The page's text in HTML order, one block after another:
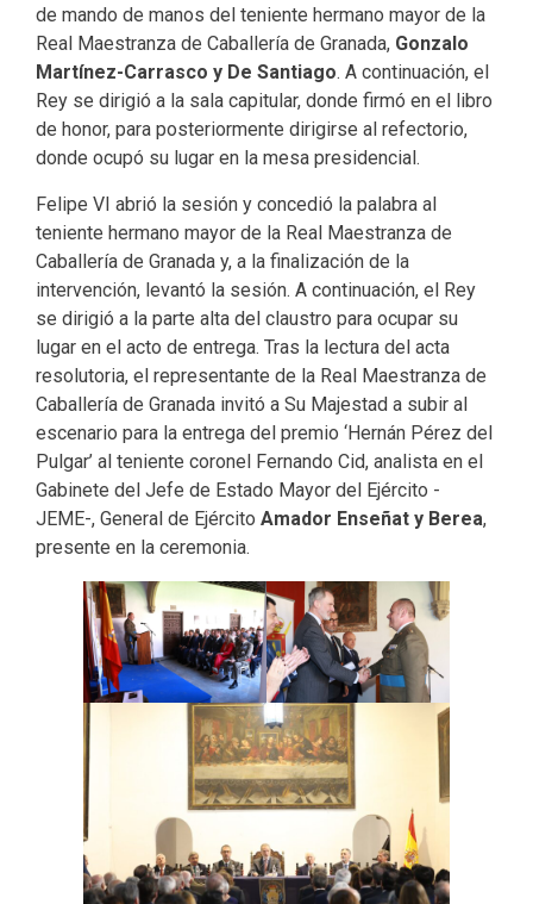
de mando de manos del teniente hermano mayor de la
Real Maestranza de Caballería de Granada, Gonzalo
Martínez-Carrasco y De Santiago. A continuación, el
Rey se dirigió a la sala capitular, donde firmó en el libro
de honor, para posteriormente dirigirse al refectorio,
donde ocupó su lugar en la mesa presidencial.
Felipe VI abrió la sesión y concedió la palabra al
teniente hermano mayor de la Real Maestranza de
Caballería de Granada y, a la finalización de la
intervención, levantó la sesión. A continuación, el Rey
se dirigió a la parte alta del claustro para ocupar su
lugar en el acto de entrega. Tras la lectura del acta
resolutoria, el representante de la Real Maestranza de
Caballería de Granada invitó a Su Majestad a subir al
escenario para la entrega del premio ‘Hernán Pérez del
Pulgar’ al teniente coronel Fernando Cid, analista en el
Gabinete del Jefe de Estado Mayor del Ejército -
JEME-, General de Ejército Amador Enseñat y Berea,
presente en la ceremonia.